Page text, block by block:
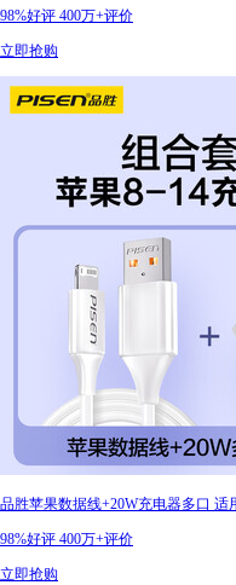
98%好评 400万+评价
立即抢购
品胜苹果数据线+20W充电器多口 适
98%好评 400万+评价
立即抢购